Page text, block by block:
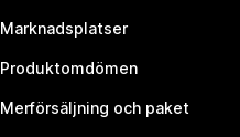
Marknadsplatser
Produktomdömen
Merförsäljning och paket